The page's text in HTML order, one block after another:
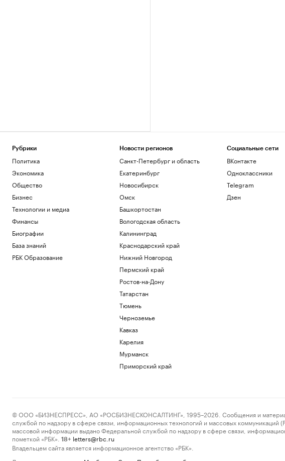
Рубрики
Политика
Экономика
Общество
Бизнес
Технологии и медиа
Финансы
Биографии
База знаний
РБК Образование
Новости регионов
Санкт-Петербург и область
Екатеринбург
Новосибирск
Омск
Башкортостан
Вологодская область
Калининград
Краснодарский край
Нижний Новгород
Пермский край
Ростов-на-Дону
Татарстан
Тюмень
Черноземье
Кавказ
Карелия
Мурманск
Приморский край
Социальные сети
ВКонтакте
Одноклассники
Telegram
Дзен
© ООО «БИЗНЕСПРЕСС», АО «РОСБИЗНЕСКОНСАЛТИНГ», 1995–2026. Сообщения и материалы
службой по надзору в сфере связи, информационных технологий и массовых
массовой информации выдано Федеральной службой по надзору в сфере связи,
пометкой «РБК».
18+ letters@rbc.ru
Владельцем сайта является информационное агентство «РБК».